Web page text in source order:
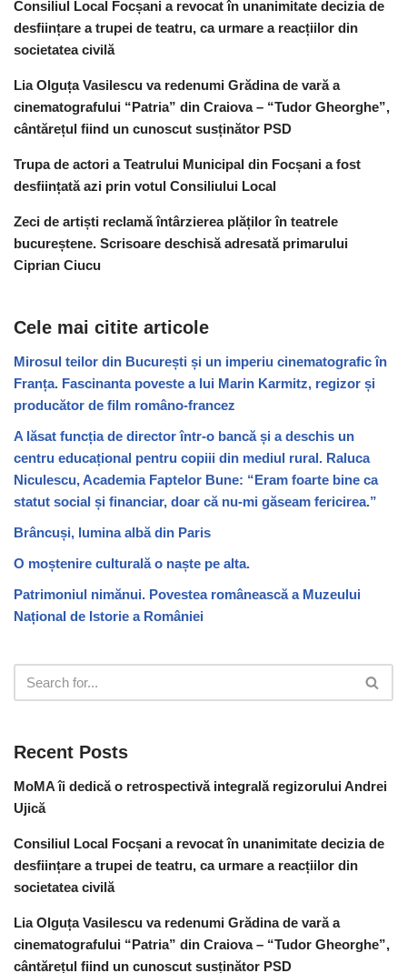
Consiliul Local Focșani a revocat în unanimitate decizia de
desființare a trupei de teatru, ca urmare a reacțiilor din
societatea civilă
Lia Olguța Vasilescu va redenumi Grădina de vară a
cinematografului “Patria” din Craiova – “Tudor Gheorghe”,
cântărețul fiind un cunoscut susținător PSD
Trupa de actori a Teatrului Municipal din Focșani a fost
desființată azi prin votul Consiliului Local
Zeci de artiști reclamă întârzierea plăților în teatrele
bucureștene. Scrisoare deschisă adresată primarului
Ciprian Ciucu
Cele mai citite articole
Mirosul teilor din București și un imperiu cinematografic în
Franța. Fascinanta poveste a lui Marin Karmitz, regizor și
producător de film româno-francez
A lăsat funcția de director într-o bancă și a deschis un
centru educațional pentru copiii din mediul rural. Raluca
Niculescu, Academia Faptelor Bune: “Eram foarte bine ca
statut social și financiar, doar că nu-mi găseam fericirea.”
Brâncuși, lumina albă din Paris
O moștenire culturală o naște pe alta.
Patrimoniul nimănui. Povestea românească a Muzeului
Național de Istorie a României
Recent Posts
MoMA îi dedică o retrospectivă integrală regizorului Andrei
Ujică
Consiliul Local Focșani a revocat în unanimitate decizia de
desființare a trupei de teatru, ca urmare a reacțiilor din
societatea civilă
Lia Olguța Vasilescu va redenumi Grădina de vară a
cinematografului “Patria” din Craiova – “Tudor Gheorghe”,
cântărețul fiind un cunoscut susținător PSD